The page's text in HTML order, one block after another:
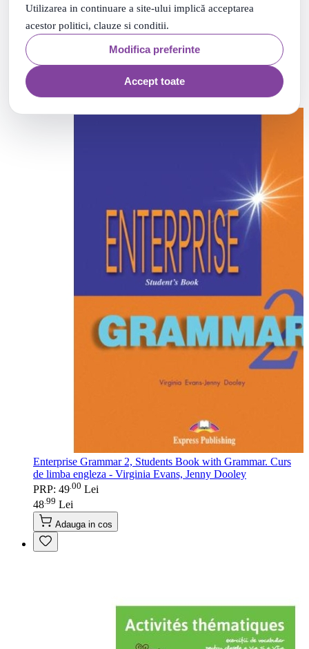
Utilizarea in continuare a site-ului implică acceptarea
acestor politici, clauze si conditii.
Modifica preferinte
Accept toate
Virginia Evans
Livrare: maine
42
Enterprise Grammar 2, Students Book with Grammar. Curs
de limba engleza - Virginia Evans, Jenny Dooley
PRP: 49 00 Lei
48 99 Lei
Adauga in cos